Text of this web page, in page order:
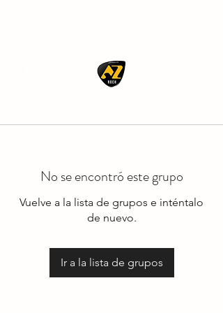
No se encontró este grupo
Vuelve a la lista de grupos e inténtalo
de nuevo.
Ir a la lista de grupos